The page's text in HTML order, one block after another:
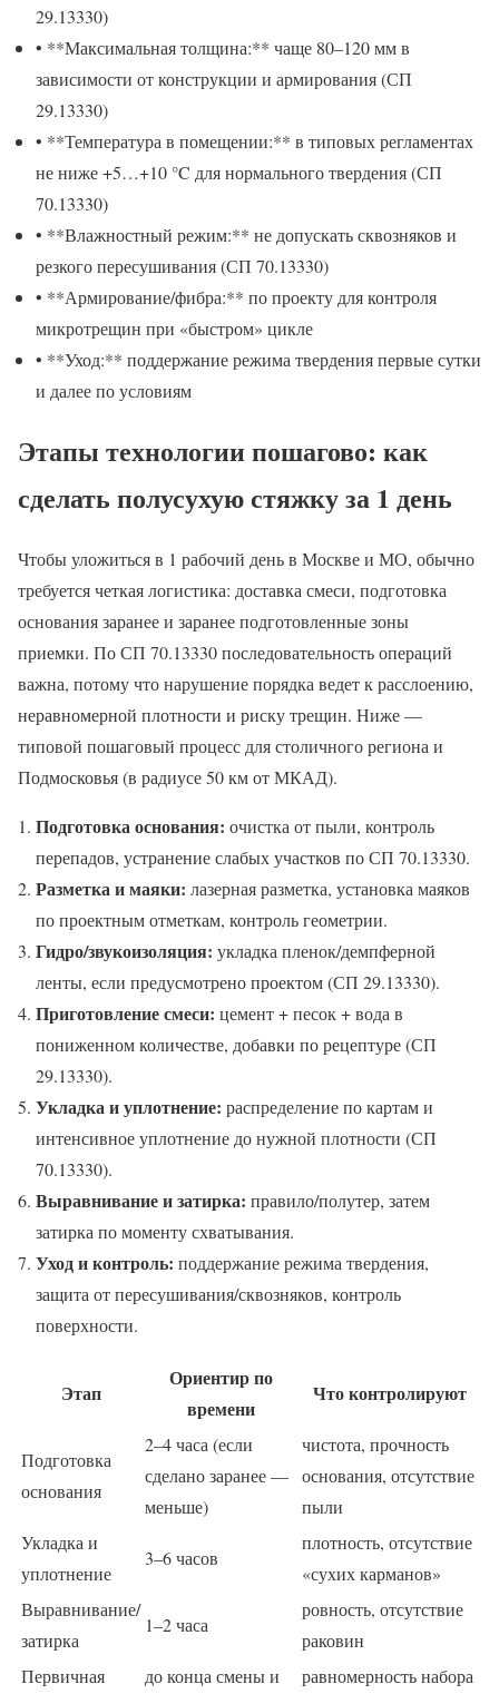
29.13330)
• **Максимальная толщина:** чаще 80–120 мм в
зависимости от конструкции и армирования (СП
29.13330)
• **Температура в помещении:** в типовых регламентах
не ниже +5…+10 °C для нормального твердения (СП
70.13330)
• **Влажностный режим:** не допускать сквозняков и
резкого пересушивания (СП 70.13330)
• **Армирование/фибра:** по проекту для контроля
микротрещин при «быстром» цикле
• **Уход:** поддержание режима твердения первые сутки
и далее по условиям
Этапы технологии пошагово: как
сделать полусухую стяжку за 1 день
Чтобы уложиться в 1 рабочий день в Москве и МО, обычно
требуется четкая логистика: доставка смеси, подготовка
основания заранее и заранее подготовленные зоны
приемки. По СП 70.13330 последовательность операций
важна, потому что нарушение порядка ведет к расслоению,
неравномерной плотности и риску трещин. Ниже —
типовой пошаговый процесс для столичного региона и
Подмосковья (в радиусе 50 км от МКАД).
Подготовка основания: очистка от пыли, контроль
перепадов, устранение слабых участков по СП 70.13330.
Разметка и маяки: лазерная разметка, установка маяков
по проектным отметкам, контроль геометрии.
Гидро/звукоизоляция: укладка пленок/демпферной
ленты, если предусмотрено проектом (СП 29.13330).
Приготовление смеси: цемент + песок + вода в
пониженном количестве, добавки по рецептуре (СП
29.13330).
Укладка и уплотнение: распределение по картам и
интенсивное уплотнение до нужной плотности (СП
70.13330).
Выравнивание и затирка: правило/полутер, затем
затирка по моменту схватывания.
Уход и контроль: поддержание режима твердения,
защита от пересушивания/сквозняков, контроль
поверхности.
Этап
Ориентир по
времени
Что контролируют
Подготовка
основания
2–4 часа (если
сделано заранее —
меньше)
чистота, прочность
основания, отсутствие
пыли
Укладка и
уплотнение
3–6 часов
плотность, отсутствие
«сухих карманов»
Выравнивание/
затирка
1–2 часа
ровность, отсутствие
раковин
Первичная
до конца смены и
равномерность набора